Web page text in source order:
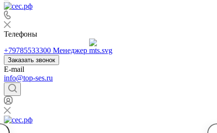
Телефоны
+79785533300 Менеджер
Заказать звонок
E-mail
info@top-ses.ru